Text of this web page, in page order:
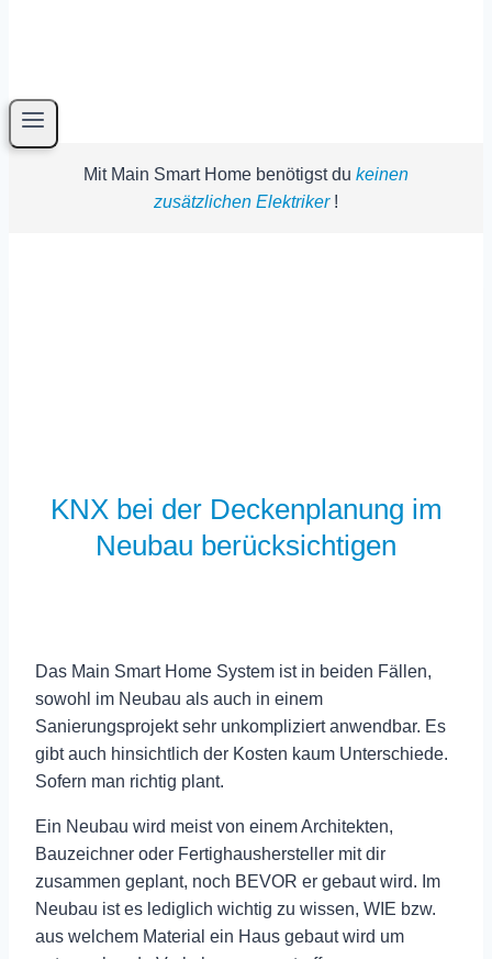
Mit Main Smart Home benötigst du keinen
zusätzlichen Elektriker!
KNX bei der Deckenplanung im
Neubau berücksichtigen
Das Main Smart Home System ist in beiden Fällen,
sowohl im Neubau als auch in einem
Sanierungsprojekt sehr unkompliziert anwendbar. Es
gibt auch hinsichtlich der Kosten kaum Unterschiede.
Sofern man richtig plant.
Ein Neubau wird meist von einem Architekten,
Bauzeichner oder Fertighaushersteller mit dir
zusammen geplant, noch BEVOR er gebaut wird. Im
Neubau ist es lediglich wichtig zu wissen, WIE bzw.
aus welchem Material ein Haus gebaut wird um